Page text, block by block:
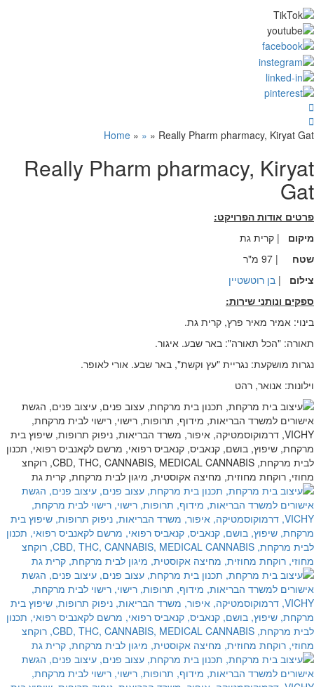
Home » » » Really Pharm pharmacy, Kiryat Gat
Really Pharm pharmacy, Kiryat
Gat
פרטים אודות הפרויקט:
מיקום | קרית גת
שטח | 97 מ"ר
צילום | בן רוטשטיין
ספקים ונותני שירות:
בינוי: אמיר מאיר פרץ, קרית גת.
תאורה: "הכל תאורה": באר שבע. איגור.
נגרות מושקעת: נגריית "עץ וקשת", באר שבע. אורי לאופר.
וילונות: אנואר, רהט